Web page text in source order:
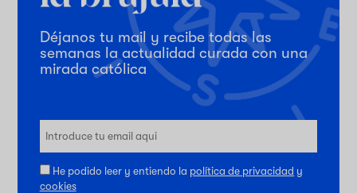
Déjanos tu mail y recibe todas las
semanas la actualidad curada con una
mirada católica
He podido leer y entiendo la política de privacidad y
cookies